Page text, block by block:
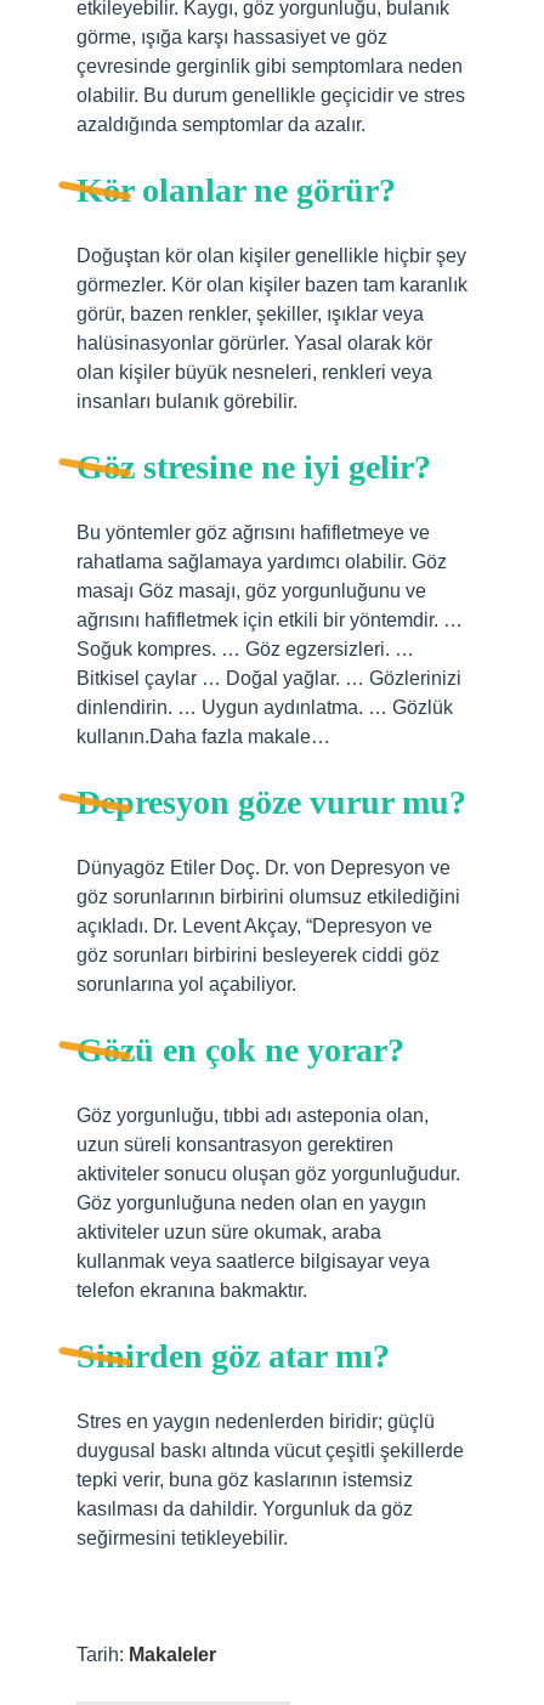
etkileyebilir. Kaygı, göz yorgunluğu, bulanık
görme, ışığa karşı hassasiyet ve göz
çevresinde gerginlik gibi semptomlara neden
olabilir. Bu durum genellikle geçicidir ve stres
azaldığında semptomlar da azalır.
Kör olanlar ne görür?
Doğuştan kör olan kişiler genellikle hiçbir şey
görmezler. Kör olan kişiler bazen tam karanlık
görür, bazen renkler, şekiller, ışıklar veya
halüsinasyonlar görürler. Yasal olarak kör
olan kişiler büyük nesneleri, renkleri veya
insanları bulanık görebilir.
Göz stresine ne iyi gelir?
Bu yöntemler göz ağrısını hafifletmeye ve
rahatlama sağlamaya yardımcı olabilir. Göz
masajı Göz masajı, göz yorgunluğunu ve
ağrısını hafifletmek için etkili bir yöntemdir. …
Soğuk kompres. … Göz egzersizleri. …
Bitkisel çaylar … Doğal yağlar. … Gözlerinizi
dinlendirin. … Uygun aydınlatma. … Gözlük
kullanın.Daha fazla makale…
Depresyon göze vurur mu?
Dünyagöz Etiler Doç. Dr. von Depresyon ve
göz sorunlarının birbirini olumsuz etkilediğini
açıkladı. Dr. Levent Akçay, “Depresyon ve
göz sorunları birbirini besleyerek ciddi göz
sorunlarına yol açabiliyor.
Gözü en çok ne yorar?
Göz yorgunluğu, tıbbi adı asteponia olan,
uzun süreli konsantrasyon gerektiren
aktiviteler sonucu oluşan göz yorgunluğudur.
Göz yorgunluğuna neden olan en yaygın
aktiviteler uzun süre okumak, araba
kullanmak veya saatlerce bilgisayar veya
telefon ekranına bakmaktır.
Sinirden göz atar mı?
Stres en yaygın nedenlerden biridir; güçlü
duygusal baskı altında vücut çeşitli şekillerde
tepki verir, buna göz kaslarının istemsiz
kasılması da dahildir. Yorgunluk da göz
seğirmesini tetikleyebilir.
Tarih: Makaleler